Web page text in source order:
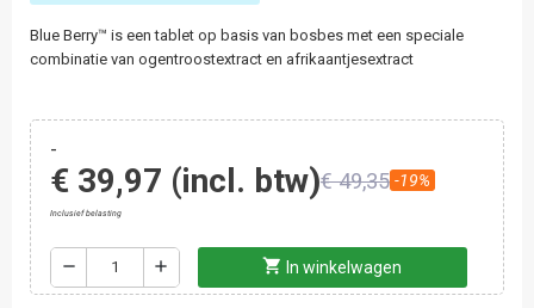
Blue Berry™ is een tablet op basis van bosbes met een speciale
combinatie van ogentroostextract en afrikaantjesextract
-
€ 39,97 (incl. btw)€ 49,35 -19%
Inclusief belasting
remove add shopping_cart In winkelwagen